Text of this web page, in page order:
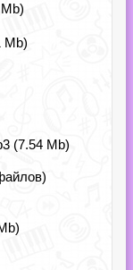
Mb)
(7.54 Mb)